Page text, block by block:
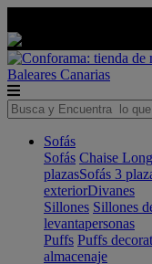
Baleares Canarias
Sofás
Sofás Chaise
plazasSofás 3
exteriorDivanes
Sillones Sillones
levantapersonas
Puffs Puffs
almacenaje